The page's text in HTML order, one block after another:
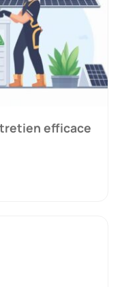
efficace